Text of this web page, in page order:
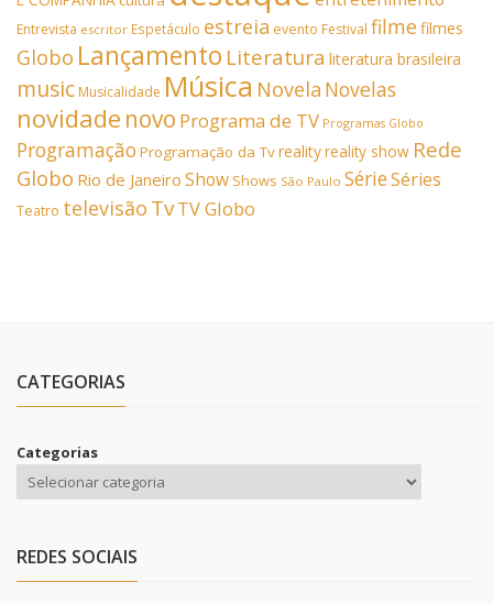
Entrevista escritor Espetáculo estreia evento Festival filmefilmes
Globo Lançamento Literatura literatura brasileira
music Musicalidade Música Novela Novelas
novidade novo Programa de TV Programas Globo
Programação Programação da Tvrealityreality show Rede
Globo Rio de Janeiro Show Shows São Paulo SérieSéries
Teatro televisão TvTV Globo
CATEGORIAS
Categorias
REDES SOCIAIS